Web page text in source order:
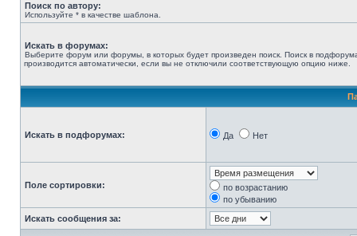
Поиск по автору:
Используйте * в качестве шаблона.
Искать в форумах:
Выберите форум или форумы, в которых будет произведен поиск. Поиск в
производится автоматически, если вы не отключили соответствующую опцию ниже.
Искать в подфорумах: Да Нет
Поле сортировки:
по возрастанию
по убыванию
Искать сообщения за: